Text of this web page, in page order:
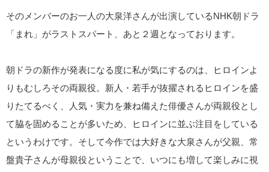
そのメンバーのお一人の大泉洋さんが出演しているNHK朝ドラ
「まれ」がラストスパート、あと２週となっております。
朝ドラの新作が発表になる度に私が気にするのは、ヒロインよ
りもむしろその両親役。新人・若手が抜擢されるヒロインを盛
りたてるべく、人気・実力を兼ね備えた俳優さんが両親役とし
て脇を固めることが多いため、ヒロインに並ぶ注目をしている
というわけです。そして今作では大好きな大泉さんが父親、常
盤貴子さんが母親役ということで、いつにも増して楽しみに視